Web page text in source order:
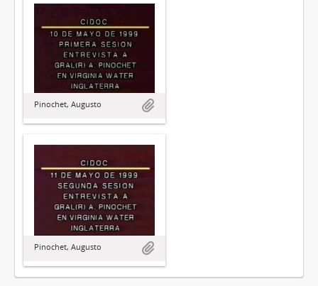
Pinochet, Augusto
Pinochet, Augusto